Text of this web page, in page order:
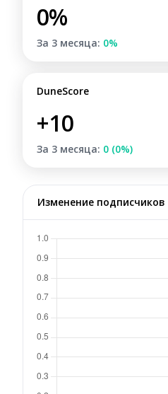
0%
За 3 месяца: 0%
DuneScore
+10
За 3 месяца: 0 (0%)
Изменение подписчиков